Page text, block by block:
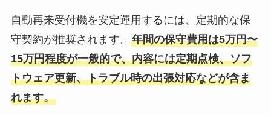
自動再来受付機を安定運用するには、定期的な保
守契約が推奨されます。 年間の保守費用は5万円〜
15万円程度が一般的で、内容には定期点検、ソフ
トウェア更新、トラブル時の出張対応などが含ま
れます。